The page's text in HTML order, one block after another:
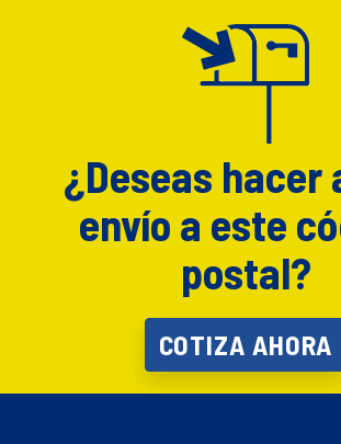
¿Deseas hacer
envío a este
postal?
COTIZA AHORA